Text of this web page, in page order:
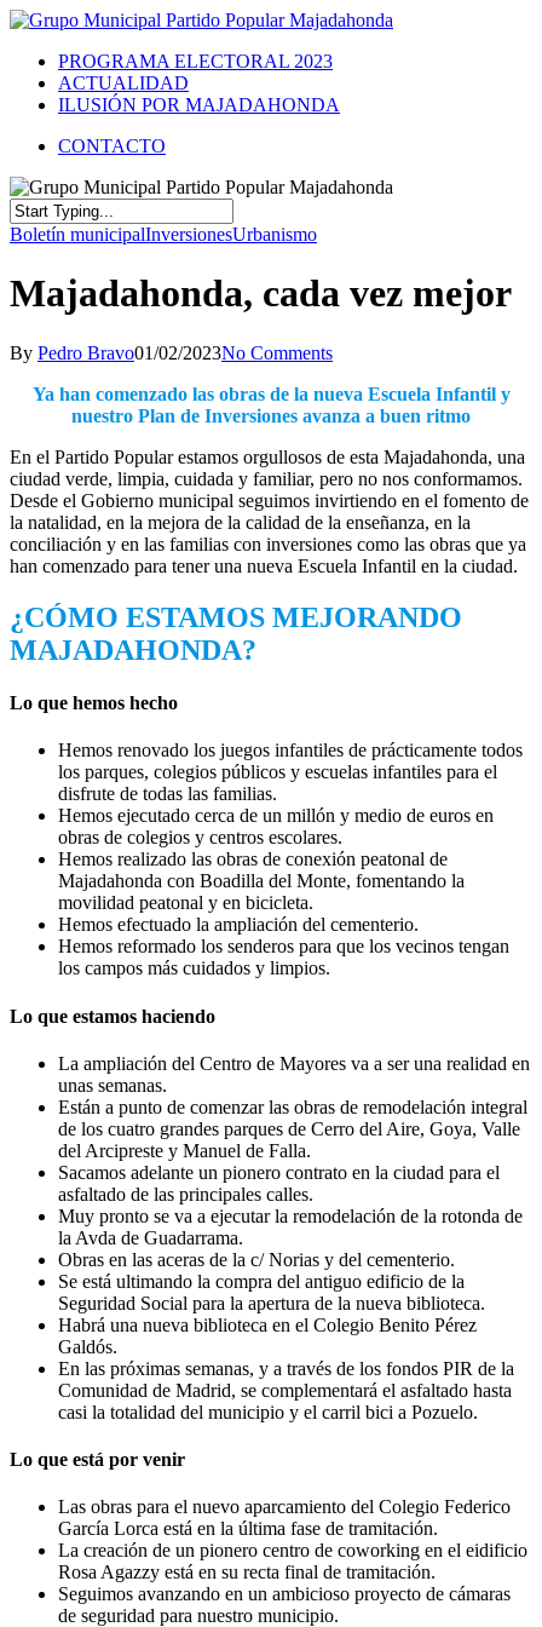
PROGRAMA ELECTORAL 2023
ACTUALIDAD
ILUSIÓN POR MAJADAHONDA
CONTACTO
Boletín municipalInversionesUrbanismo
Majadahonda, cada vez mejor
By Pedro Bravo01/02/2023No Comments
Ya han comenzado las obras de la nueva Escuela Infantil y
nuestro Plan de Inversiones avanza a buen ritmo
En el Partido Popular estamos orgullosos de esta Majadahonda, una
ciudad verde, limpia, cuidada y familiar, pero no nos conformamos.
Desde el Gobierno municipal seguimos invirtiendo en el fomento de
la natalidad, en la mejora de la calidad de la enseñanza, en la
conciliación y en las familias con inversiones como las obras que ya
han comenzado para tener una nueva Escuela Infantil en la ciudad.
¿CÓMO ESTAMOS MEJORANDO
MAJADAHONDA?
Lo que hemos hecho
Hemos renovado los juegos infantiles de prácticamente todos
los parques, colegios públicos y escuelas infantiles para el
disfrute de todas las familias.
Hemos ejecutado cerca de un millón y medio de euros en
obras de colegios y centros escolares.
Hemos realizado las obras de conexión peatonal de
Majadahonda con Boadilla del Monte, fomentando la
movilidad peatonal y en bicicleta.
Hemos efectuado la ampliación del cementerio.
Hemos reformado los senderos para que los vecinos tengan
los campos más cuidados y limpios.
Lo que estamos haciendo
La ampliación del Centro de Mayores va a ser una realidad en
unas semanas.
Están a punto de comenzar las obras de remodelación integral
de los cuatro grandes parques de Cerro del Aire, Goya, Valle
del Arcipreste y Manuel de Falla.
Sacamos adelante un pionero contrato en la ciudad para el
asfaltado de las principales calles.
Muy pronto se va a ejecutar la remodelación de la rotonda de
la Avda de Guadarrama.
Obras en las aceras de la c/ Norias y del cementerio.
Se está ultimando la compra del antiguo edificio de la
Seguridad Social para la apertura de la nueva biblioteca.
Habrá una nueva biblioteca en el Colegio Benito Pérez
Galdós.
En las próximas semanas, y a través de los fondos PIR de la
Comunidad de Madrid, se complementará el asfaltado hasta
casi la totalidad del municipio y el carril bici a Pozuelo.
Lo que está por venir
Las obras para el nuevo aparcamiento del Colegio Federico
García Lorca está en la última fase de tramitación.
La creación de un pionero centro de coworking en el eidificio
Rosa Agazzy está en su recta final de tramitación.
Seguimos avanzando en un ambicioso proyecto de cámaras
de seguridad para nuestro municipio.